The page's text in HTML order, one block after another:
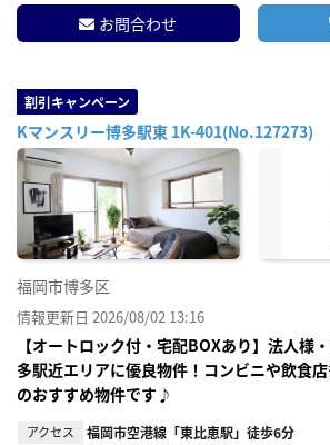
お問合わせ
割引キャンペーン
Kマンスリー博多駅東 1K-401(No.127273)
福岡市博多区
情報更新日 2026/08/02 13:16
【オートロック付・宅配BOXあり】法人様
多駅近エリアに優良物件！コンビニや飲食
のおすすめ物件です♪
アクセス 福岡市空港線「東比恵駅」徒歩6分